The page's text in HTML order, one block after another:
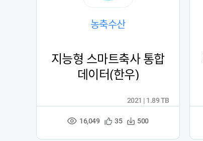
농축수산
지능형 스마트축사 통합
데이터(한우)
조 16,049
관 35
다 500
2021 | 1.89 TB